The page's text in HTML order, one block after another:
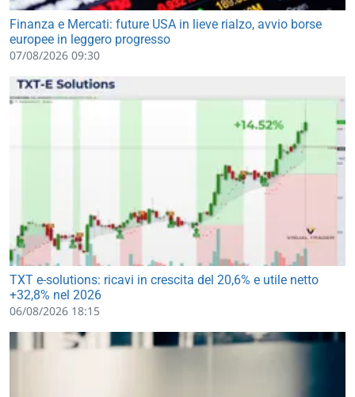
Finanza e Mercati: future USA in lieve rialzo, avvio borse
europee in leggero progresso
07/08/2026 09:30
TXT e-solutions: ricavi in crescita del 20,6% e utile netto
+32,8% nel 2026
06/08/2026 18:15